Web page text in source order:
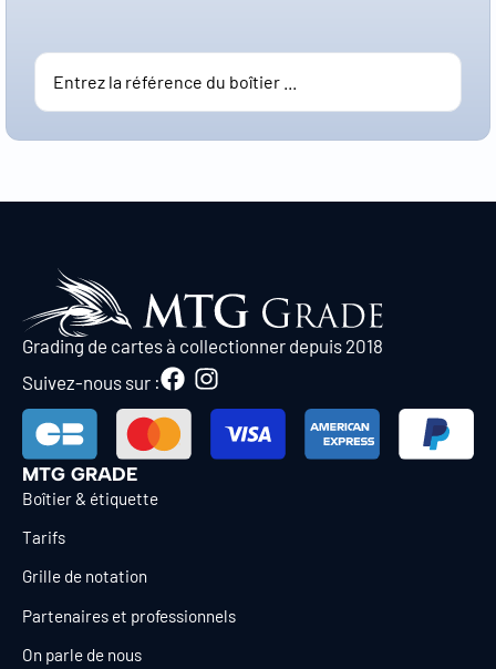
Grading de cartes à collectionner depuis 2018
Suivez-nous sur :
MTG GRADE
Boîtier & étiquette
Tarifs
Grille de notation
Partenaires et professionnels
On parle de nous